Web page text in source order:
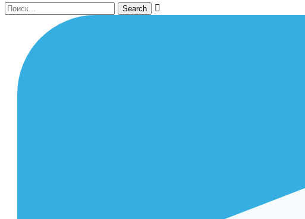
